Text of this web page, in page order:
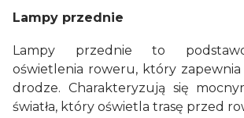
Lampy przednie
Lampy przednie to
oświetlenia roweru, który zapewnia
drodze. Charakteryzują się
światła, który oświetla trasę przed